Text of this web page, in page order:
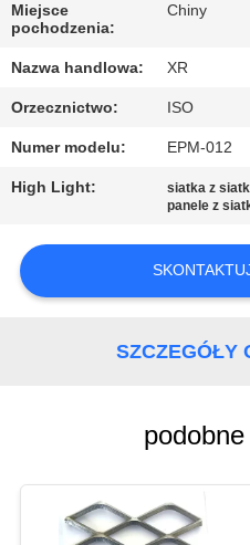
SKONTAKTUJ
NAMI
O
WYCENĘ
POLICY
Miejsce
pochodzenia:
Chiny
Nazwa handlowa: XR
Orzecznictwo: ISO
Numer modelu: EPM-012
High Light: siatka z
panele z
SZCZEGÓŁY